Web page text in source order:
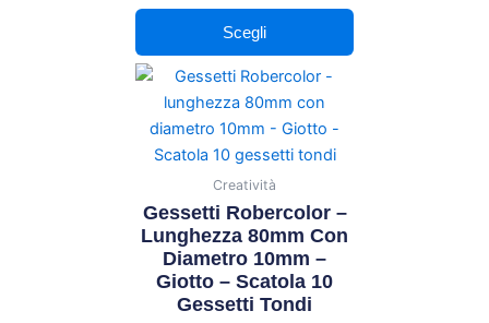
Scegli
opzioni
possono
prodotto
Creatività
Gessetti Robercolor –
Lunghezza 80mm Con
Diametro 10mm –
Giotto – Scatola 10
Gessetti Tondi
Fascia
di
prezzo:
da
a
1,80 €
Questo
prodotto
ha
più
varianti.
Le
opzioni
possono
essere
scelte